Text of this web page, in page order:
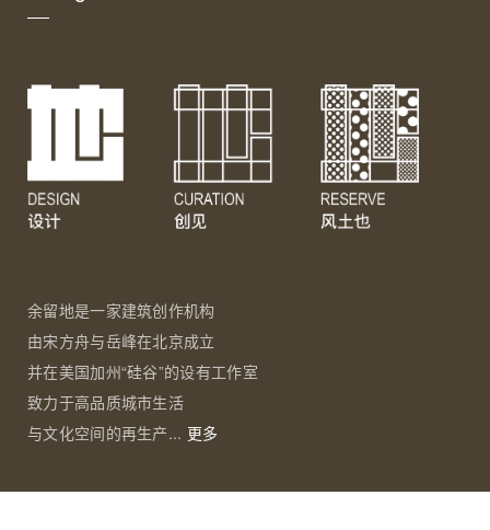
余留地是一家建筑创作机构
由宋方舟与岳峰在北京成立
并在美国加州“硅谷”的设有工作室
致力于高品质城市生活
与文化空间的再生产... 更多